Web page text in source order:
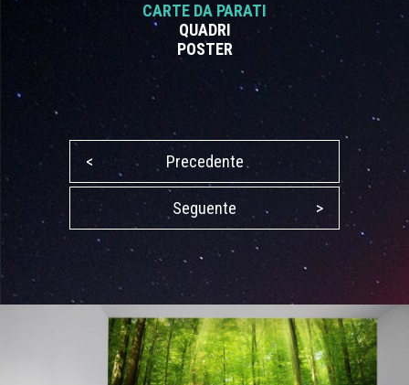
CARTE DA PARATI
QUADRI
POSTER
< Precedente
Seguente >